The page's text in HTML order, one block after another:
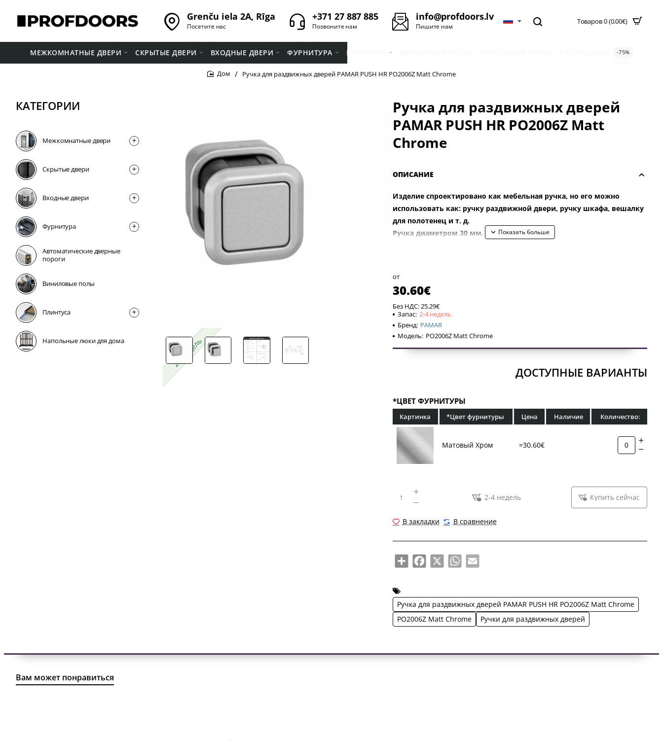
Grenču iela 2A, Rīga
Посетите нас
+371 27 887 885
Позвоните нам
info@profdoors.lv
Пишите нам
Товаров 0 (0.00€)
МЕЖКОМНАТНЫЕ ДВЕРИ СКРЫТЫЕ ДВЕРИ ВХОДНЫЕ ДВЕРИ ФУРНИТУРА ПЛИНТУСA -75%
Ручка для раздвижных дверей PAMAR PUSH HR PO2006Z Matt Chrome
КАТЕГОРИИ
Межкомнатные двери
Скрытые двери
Входные двери
Фурнитура
Автоматические дверные
пороги
Виниловые полы
Плинтусa
Напольные люки для дома 2-4 недель
2-4 недель
Ручка для раздвижных дверей
PAMAR PUSH HR PO2006Z Matt
Chrome
ОПИСАНИЕ
Изделие спроектировано как мебельная ручка, но его можно
использовать как: ручку раздвижной двери, ручку шкафа, вешалку
для полотенец и т. д.
Ручка диаметром 30 мм.
от
30.60€
Без НДС: 25.29€
Запас: 2-4 недель
Бренд: PAMAR
Модель: PO2006Z Matt Chrome
ДОСТУПНЫЕ ВАРИАНТЫ
*ЦВЕТ ФУРНИТУРЫ
Картинка *Цвет фурнитуры Цена Наличие Количество:
Матовый Хром =30.60€
2-4 недель Купить сейчас
В закладки В сравнение
ShareFacebook
X WhatsApp
Email
Ручка для раздвижных дверей PAMAR PUSH HR PO2006Z Matt Chrome
PO2006Z Matt Chrome
Ручки для раздвижных дверей
Вам может понравиться